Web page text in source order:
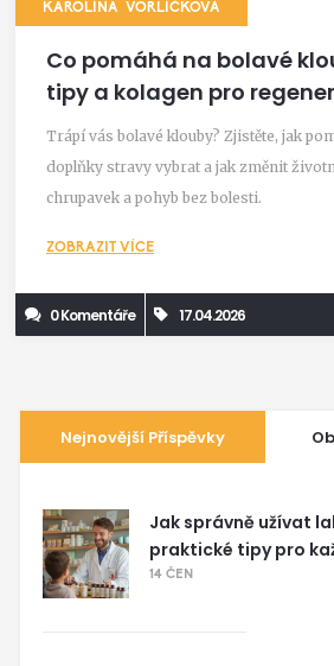
KAROLÍNA VORLÍČKOVÁ
Co pomáhá na bolavé
tipy a kolagen pro
Trápí vás bolavé klouby? Zjistěte, jak
doplňky stravy vybrat a jak změnit
chrupavek a pohyb bez bolesti.
ZOBRAZIT VÍCE
0 Komentáře 17.04.2026
Nejnovější Příspěvky
Jak správně užívat
praktické tipy pro
14 ČEN